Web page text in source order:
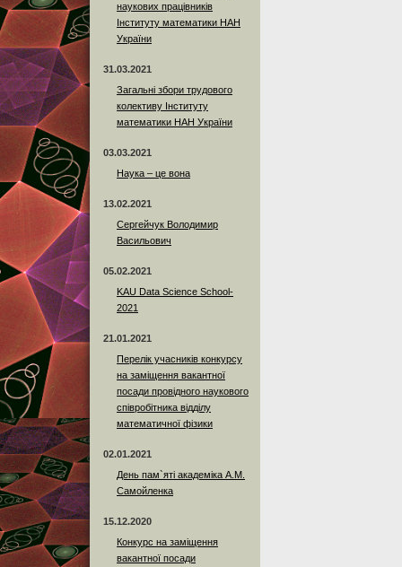
наукових працівників
Інституту математики НАН
України
31.03.2021
Загальні збори трудового
колективу Інституту
математики НАН України
03.03.2021
Наука – це вона
13.02.2021
Сергейчук Володимир
Васильович
05.02.2021
KAU Data Science School-
2021
21.01.2021
Перелік учасників конкурсу
на заміщення вакантної
посади провідного наукового
співробітника відділу
математичної фізики
02.01.2021
День пам`яті академіка А.М.
Самойленка
15.12.2020
Конкурс на заміщення
вакантної посади